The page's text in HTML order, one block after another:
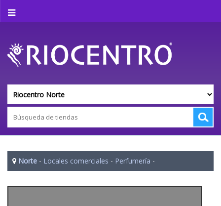
Norte - Locales comerciales - Perfumería -